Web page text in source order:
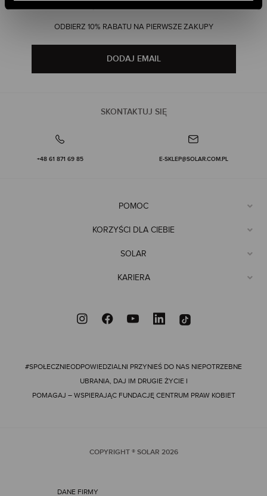
SKONTAKTUJ SIĘ
+48 61 871 69 85 E-SKLEP@SOLAR.COM.PL
ODBIERZ 10% RABATU NA PIERWSZE ZAKUPY
DODAJ EMAIL
POMOC
KORZYŚCI DLA CIEBIE
SOLAR
KARIERA
#SPOŁECZNIEODPOWIEDZIALNI PRZYNIEŚ DO NAS NIEPOTRZEBNE
UBRANIA, DAJ IM DRUGIE ŻYCIE I
POMAGAJ – WSPIERAJĄC FUNDACJĘ CENTRUM PRAW KOBIET
COPYRIGHT ® SOLAR 2026
DANE FIRMY